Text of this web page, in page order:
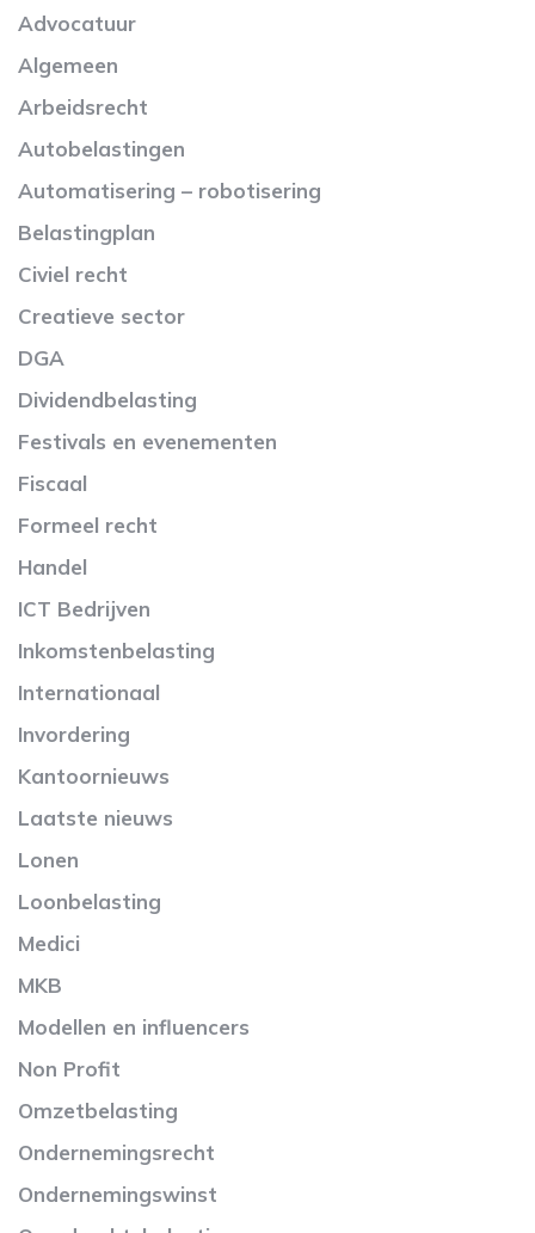
Advocatuur
Algemeen
Arbeidsrecht
Autobelastingen
Automatisering – robotisering
Belastingplan
Civiel recht
Creatieve sector
DGA
Dividendbelasting
Festivals en evenementen
Fiscaal
Formeel recht
Handel
ICT Bedrijven
Inkomstenbelasting
Internationaal
Invordering
Kantoornieuws
Laatste nieuws
Lonen
Loonbelasting
Medici
MKB
Modellen en influencers
Non Profit
Omzetbelasting
Ondernemingsrecht
Ondernemingswinst